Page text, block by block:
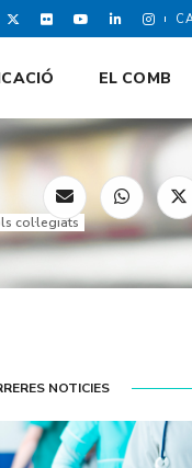
EL COMB
col·legiats
NOTICIES